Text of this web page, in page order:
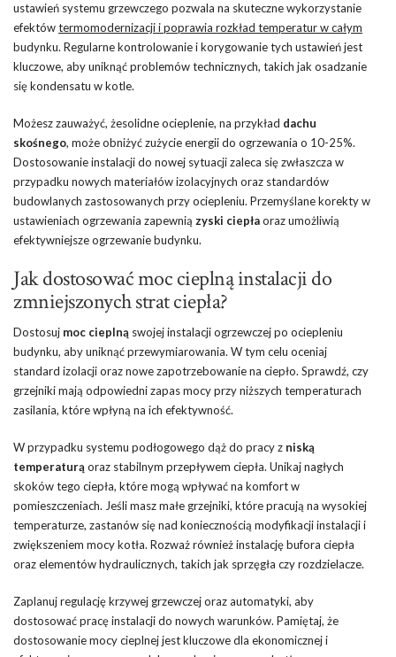
ustawień systemu grzewczego pozwala na skuteczne wykorzystanie
efektówtermomodernizacji i poprawia rozkład temperatur w całym
budynku. Regularne kontrolowanie i korygowanie tych ustawień jest
kluczowe, aby uniknąć problemów technicznych, takich jak osadzanie
się kondensatu w kotle.
Możesz zauważyć, żesolidne ocieplenie, na przykład dachu
skośnego, może obniżyć zużycie energii do ogrzewania o 10-25%.
Dostosowanie instalacji do nowej sytuacji zaleca się zwłaszcza w
przypadku nowych materiałów izolacyjnych oraz standardów
budowlanych zastosowanych przy ociepleniu. Przemyślane korekty w
ustawieniach ogrzewania zapewnią zyski ciepłaoraz umożliwią
efektywniejsze ogrzewanie budynku.
Jak dostosować moc cieplną instalacji do
zmniejszonych strat ciepła?
Dostosuj moc cieplną swojej instalacji ogrzewczej po ociepleniu
budynku, aby uniknąć przewymiarowania. W tym celu oceniaj
standard izolacji oraz nowe zapotrzebowanie na ciepło. Sprawdź, czy
grzejniki mają odpowiedni zapas mocy przy niższych temperaturach
zasilania, które wpłyną na ich efektywność.
W przypadku systemu podłogowego dąż do pracy z niską
temperaturą oraz stabilnym przepływem ciepła. Unikaj nagłych
skoków tego ciepła, które mogą wpływać na komfort w
pomieszczeniach. Jeśli masz małe grzejniki, które pracują na wysokiej
temperaturze, zastanów się nad koniecznością modyfikacji instalacji i
zwiększeniem mocy kotła. Rozważ również instalację bufora ciepła
oraz elementów hydraulicznych, takich jak sprzęgła czy rozdzielacze.
Zaplanuj regulację krzywej grzewczej oraz automatyki, aby
dostosować pracę instalacji do nowych warunków. Pamiętaj, że
dostosowanie mocy cieplnej jest kluczowe dla ekonomicznej i